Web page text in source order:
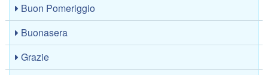
Buon Pomeriggio
Buonasera
Grazie